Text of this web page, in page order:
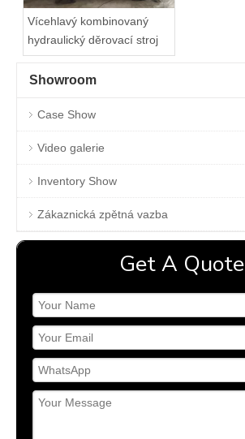
Vícehlavý kombinovaný
hydraulický děrovací stroj
Showroom
Case Show
Video galerie
Inventory Show
Zákaznická zpětná vazba
Get A Quote